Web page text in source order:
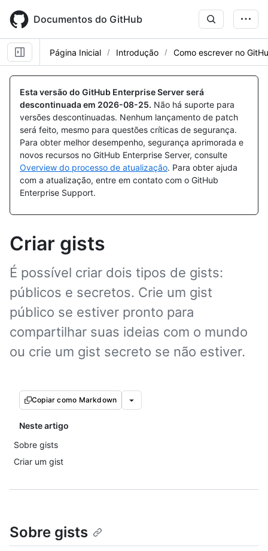
main
content
Documentos do GitHub
Página Inicial Introdução Como escrever no
Esta versão do GitHub Enterprise Server será
descontinuada em 2026-08-25. Não há suporte para
versões descontinuadas. Nenhum lançamento de patch
será feito, mesmo para questões críticas de segurança.
Para obter melhor desempenho, segurança aprimorada e
novos recursos no GitHub Enterprise Server, consulte
Overview do processo de atualização. Para obter ajuda
com a atualização, entre em contato com o GitHub
Enterprise Support.
Criar gists
É possível criar dois tipos de gists:
públicos e secretos. Crie um gist
público se estiver pronto para
compartilhar suas ideias com o mundo
ou crie um gist secreto se não estiver.
Copiar como Markdown
Neste artigo
Sobre gists
Criar um gist
Sobre gists